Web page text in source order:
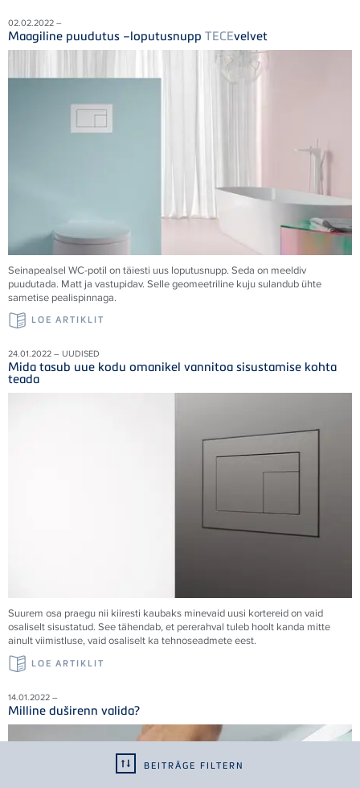
BEITRÄGE FILTERN
02.02.2022 –
Maagiline puudutus –loputusnupp TECEvelvet
Seinapealsel WC-potil on täiesti uus loputusnupp. Seda on meeldiv
puudutada. Matt ja vastupidav. Selle geomeetriline kuju sulandub ühte
sametise pealispinnaga.
LOE ARTIKLIT
24.01.2022 – UUDISED
Mida tasub uue kodu omanikel vannitoa sisustamise kohta
teada
Suurem osa praegu nii kiiresti kaubaks minevaid uusi kortereid on vaid
osaliselt sisustatud. See tähendab, et pererahval tuleb hoolt kanda mitte
ainult viimistluse, vaid osaliselt ka tehnoseadmete eest.
LOE ARTIKLIT
14.01.2022 –
Milline duširenn valida?